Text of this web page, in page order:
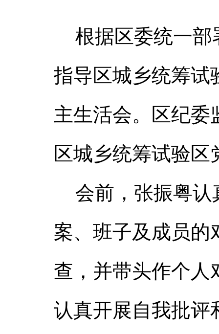
根据区委统一部
指导区城乡统筹试
主生活会。区纪委
区城乡统筹试验
会前，张振粤认
案、班子及成员的
查，并带头作个人
认真开展自我批评